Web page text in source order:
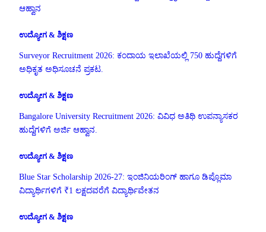
ಆಹ್ವಾನ
ಉದ್ಯೋಗ & ಶಿಕ್ಷಣ
Surveyor Recruitment 2026: ಕಂದಾಯ ಇಲಾಖೆಯಲ್ಲಿ 750 ಹುದ್ದೆಗಳಿಗೆ
ಅಧಿಕೃತ ಅಧಿಸೂಚನೆ ಪ್ರಕಟ.
ಉದ್ಯೋಗ & ಶಿಕ್ಷಣ
Bangalore University Recruitment 2026: ವಿವಿಧ ಅತಿಥಿ ಉಪನ್ಯಾಸಕರ
ಹುದ್ದೆಗಳಿಗೆ ಅರ್ಜಿ ಆಹ್ವಾನ.
ಉದ್ಯೋಗ & ಶಿಕ್ಷಣ
Blue Star Scholarship 2026-27: ಇಂಜಿನಿಯರಿಂಗ್ ಹಾಗೂ ಡಿಪ್ಲೊಮಾ
ವಿದ್ಯಾರ್ಥಿಗಳಿಗೆ ₹1 ಲಕ್ಷದವರೆಗೆ ವಿದ್ಯಾರ್ಥಿವೇತನ
ಉದ್ಯೋಗ & ಶಿಕ್ಷಣ